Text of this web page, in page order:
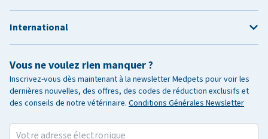
Vous ne voulez rien manquer ?
Inscrivez-vous dès maintenant à la newsletter Medpets pour voir les
dernières nouvelles, des offres, des codes de réduction exclusifs et
des conseils de notre vétérinaire. Conditions Générales Newsletter
International